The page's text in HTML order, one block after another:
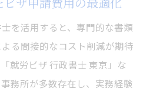
を活用すると、専門的な書類
る間接的なコスト削減が期待
就労ビザ 行政書士 東京」な
務所が多数存在し、実務経験